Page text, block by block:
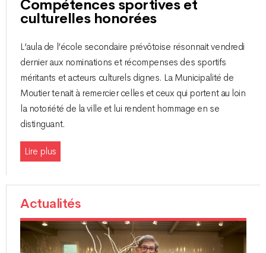
Compétences sportives et
culturelles honorées
L’aula de l’école secondaire prévôtoise résonnait vendredi
dernier aux nominations et récompenses des sportifs
méritants et acteurs culturels dignes. La Municipalité de
Moutier tenait à remercier celles et ceux qui portent au loin
la notoriété de la ville et lui rendent hommage en se
distinguant.
Lire plus
Actualités